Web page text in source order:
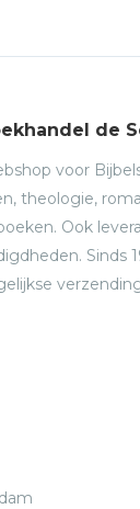
de
voor
theologie,
Ook
Sinds